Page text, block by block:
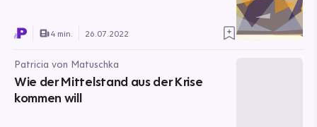
4 min. 26.07.2022
Patricia von Matuschka
Wie der Mittelstand aus der Krise
kommen will